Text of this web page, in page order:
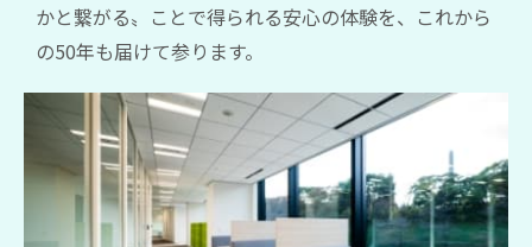
かと繋がる〟ことで得られる安心の体験を、これから
の50年も届けて参ります。
も
し
た